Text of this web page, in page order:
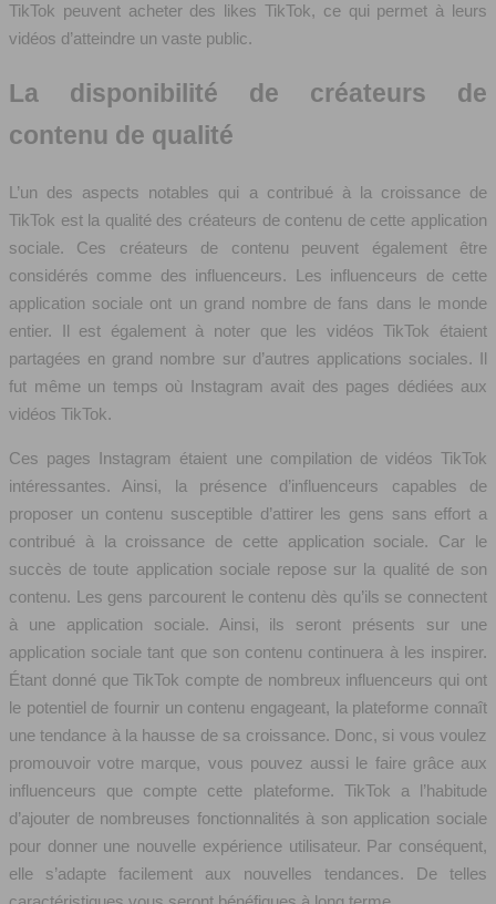
TikTok peuvent acheter des likes TikTok, ce qui permet à leurs
vidéos d’atteindre un vaste public.
La disponibilité de créateurs de
contenu de qualité
L’un des aspects notables qui a contribué à la croissance de
TikTok est la qualité des créateurs de contenu de cette application
sociale. Ces créateurs de contenu peuvent également être
considérés comme des influenceurs. Les influenceurs de cette
application sociale ont un grand nombre de fans dans le monde
entier. Il est également à noter que les vidéos TikTok étaient
partagées en grand nombre sur d’autres applications sociales. Il
fut même un temps où Instagram avait des pages dédiées aux
vidéos TikTok.
Ces pages Instagram étaient une compilation de vidéos TikTok
intéressantes. Ainsi, la présence d’influenceurs capables de
proposer un contenu susceptible d’attirer les gens sans effort a
contribué à la croissance de cette application sociale. Car le
succès de toute application sociale repose sur la qualité de son
contenu. Les gens parcourent le contenu dès qu’ils se connectent
à une application sociale. Ainsi, ils seront présents sur une
application sociale tant que son contenu continuera à les inspirer.
Étant donné que TikTok compte de nombreux influenceurs qui ont
le potentiel de fournir un contenu engageant, la plateforme connaît
une tendance à la hausse de sa croissance. Donc, si vous voulez
promouvoir votre marque, vous pouvez aussi le faire grâce aux
influenceurs que compte cette plateforme. TikTok a l’habitude
d’ajouter de nombreuses fonctionnalités à son application sociale
pour donner une nouvelle expérience utilisateur. Par conséquent,
elle s’adapte facilement aux nouvelles tendances. De telles